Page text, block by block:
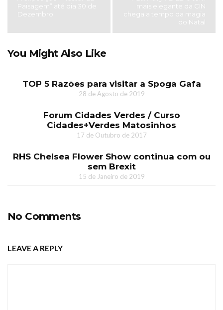
Paisagem” até dia 30 de
Dezembro
mais elegante da CIN
chega a tempo da magia
do Natal
You Might Also Like
TOP 5 Razões para visitar a Spoga Gafa
28 de Agosto de 2019
Forum Cidades Verdes / Curso
Cidades+Verdes Matosinhos
17 de Outubro de 2017
RHS Chelsea Flower Show continua com ou
sem Brexit
15 de Janeiro de 2019
No Comments
LEAVE A REPLY